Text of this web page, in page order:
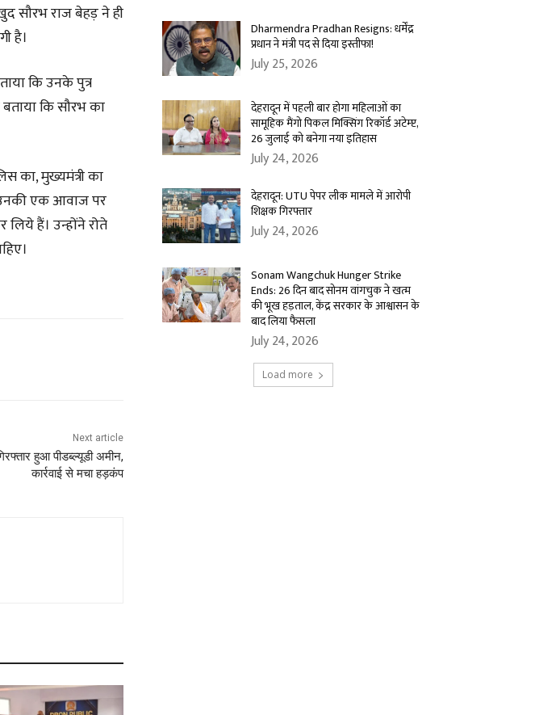
सौरभ राज बेहड़ ने ही
है।
कि उनके पुत्र
कि सौरभ का
का, मुख्यमंत्री का
उनकी एक आवाज पर
हैं। उन्होंने रोते
Next article
हुआ पीडब्ल्यूडी अमीन,
कार्रवाई से मचा हड़कंप
Dharmendra Pradhan Resigns: धर्मेंद्र
प्रधान ने मंत्री पद से दिया इस्तीफा!
July 25, 2026
देहरादून में पहली बार होगा महिलाओं का
सामूहिक मैंगो पिकल मिक्सिंग रिकॉर्ड अटेम्प्ट,
26 जुलाई को बनेगा नया इतिहास
July 24, 2026
देहरादून: UTU पेपर लीक मामले में आरोपी
शिक्षक गिरफ्तार
July 24, 2026
Sonam Wangchuk Hunger Strike
Ends: 26 दिन बाद सोनम वांगचुक ने खत्म
की भूख हड़ताल, केंद्र सरकार के आश्वासन के
बाद लिया फैसला
July 24, 2026
Load more